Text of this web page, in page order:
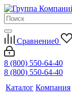
Сравнение0
8 (800) 550-64-40
8 (800) 550-64-40
Каталог Компания